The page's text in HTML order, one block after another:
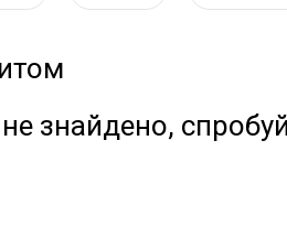
не знайдено,